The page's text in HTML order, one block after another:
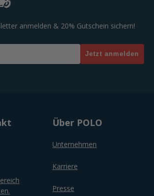
anmelden & 20% Gutschein sichern!
Jetzt anmelden
Über POLO
Unternehmen
Karriere
Presse